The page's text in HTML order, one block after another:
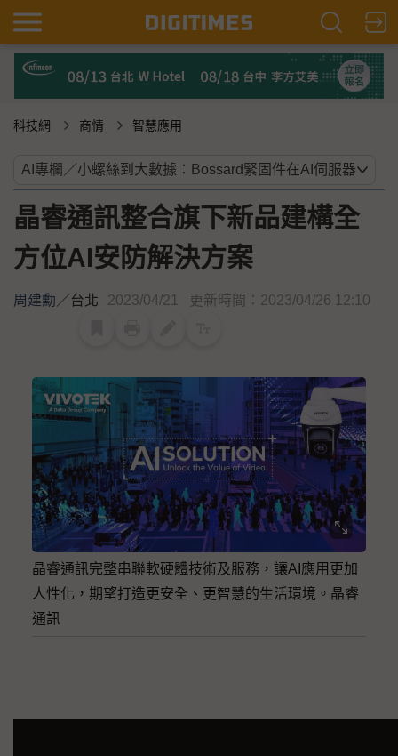
科技網 商情 智慧應用
晶睿通訊整合旗下新品建構全
方位AI安防解決方案
周建勳／台北 2023/04/21 更新時間：2023/04/26 12:10
晶睿通訊完整串聯軟硬體技術及服務，讓AI應用更加
人性化，期望打造更安全、更智慧的生活環境。晶睿
通訊